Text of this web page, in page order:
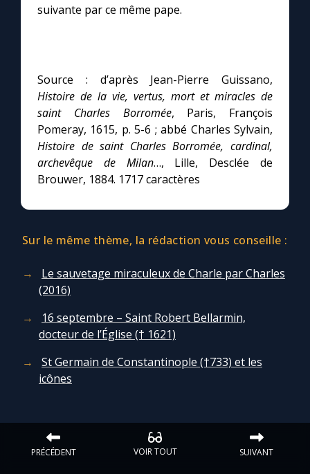
suivante par ce même pape.
Source : d’après Jean-Pierre Guissano,
Histoire de la vie, vertus, mort et miracles de
saint Charles Borromée, Paris, François
Pomeray, 1615, p. 5-6 ; abbé Charles Sylvain,
Histoire de saint Charles Borromée, cardinal,
archevêque de Milan…, Lille, Desclée de
Brouwer, 1884. 1717 caractères
Sur le même thème, la rédaction vous conseille :
Le sauvetage miraculeux de Charle par Charles
(2016)
16 septembre – Saint Robert Bellarmin,
docteur de l’Église († 1621)
St Germain de Constantinople (†733) et les
icônes
PRÉCÉDENT VOIR TOUT SUIVANT